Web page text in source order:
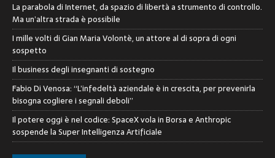
La parabola di Internet, da spazio di libertà a strumento di controllo.
Ma un’altra strada è possibile
I mille volti di Gian Maria Volontè, un attore al di sopra di ogni
sospetto
Il business degli insegnanti di sostegno
Fabio Di Venosa: “L’infedeltà aziendale è in crescita, per prevenirla
bisogna cogliere i segnali deboli”
Il potere oggi è nel codice: SpaceX vola in Borsa e Anthropic
sospende la Super Intelligenza Artificiale